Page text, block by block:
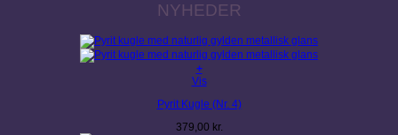
NYHEDER
+
Vis
Pyrit Kugle (Nr. 4)
379,00 kr.